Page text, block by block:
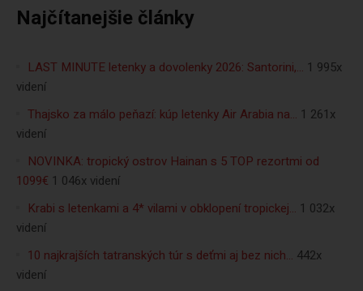
Najčítanejšie články
LAST MINUTE letenky a dovolenky 2026: Santorini,… 1 995x
videní
Thajsko za málo peňazí: kúp letenky Air Arabia na… 1 261x
videní
NOVINKA: tropický ostrov Hainan s 5 TOP rezortmi od
1099€ 1 046x videní
Krabi s letenkami a 4* vilami v obklopení tropickej… 1 032x
videní
10 najkrajších tatranských túr s deťmi aj bez nich… 442x
videní